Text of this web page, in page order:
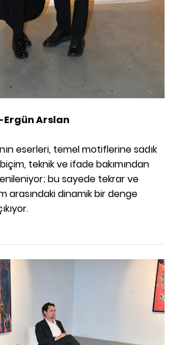
Arslan
eserleri, temel motiflerine sadık
teknik ve ifade bakımından
bu sayede tekrar ve
arasındaki dinamik bir denge